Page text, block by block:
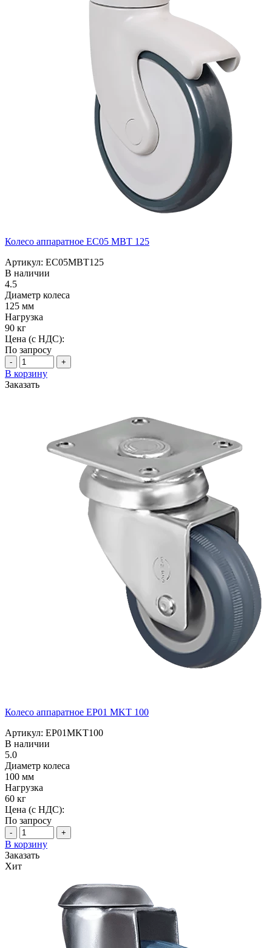
Колесо аппаратное EC05 MBT 125
Артикул: EC05MBT125
В наличии
4.5
Диаметр колеса
125 мм
Нагрузка
90 кг
Цена (с НДС):
По запросу
- +
В корзину
Заказать
Колесо аппаратное EP01 MKT 100
Артикул: EP01MKT100
В наличии
5.0
Диаметр колеса
100 мм
Нагрузка
60 кг
Цена (с НДС):
По запросу
- +
В корзину
Заказать
Хит